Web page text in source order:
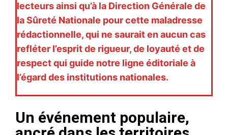
lecteurs ainsi qu’à la Direction Générale de
la Sûreté Nationale pour cette maladresse
rédactionnelle, qui ne saurait en aucun cas
refléter l’esprit de rigueur, de loyauté et de
respect qui guide notre ligne éditoriale à
l’égard des institutions nationales.
Un événement populaire,